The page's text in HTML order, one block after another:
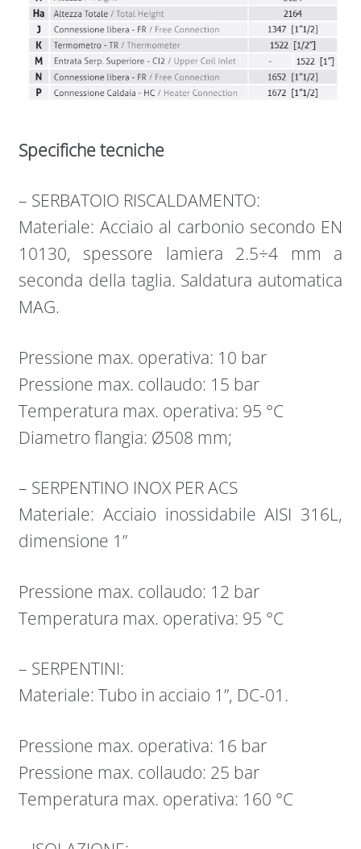
Specifiche tecniche
– SERBATOIO RISCALDAMENTO:
Materiale: Acciaio al carbonio secondo EN
10130, spessore lamiera 2.5÷4 mm a
seconda della taglia. Saldatura automatica
MAG.
Pressione max. operativa: 10 bar
Pressione max. collaudo: 15 bar
Temperatura max. operativa: 95 °C
Diametro flangia: Ø508 mm;
– SERPENTINO INOX PER ACS
Materiale: Acciaio inossidabile AISI 316L,
dimensione 1”
Pressione max. collaudo: 12 bar
Temperatura max. operativa: 95 °C
– SERPENTINI:
Materiale: Tubo in acciaio 1”, DC-01.
Pressione max. operativa: 16 bar
Pressione max. collaudo: 25 bar
Temperatura max. operativa: 160 °C